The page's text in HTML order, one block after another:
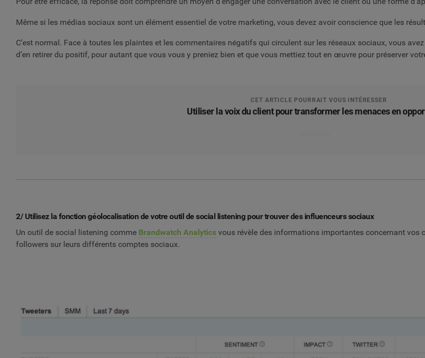
Même si les médias sociaux sont un élément essentiel de votre marketing, vous devez avoir conscience que les
C’est normal. Face à toutes les plaintes et les commentaires négatifs qui circulent sur les réseaux sociaux, vous
d’en retirer du positif, pour autant que vous vous y preniez bien et que vous mettiez tout en œuvre pour préserver
CET ARTICLE POURRAIT VOUS INTÉRESSER
Utiliser la voix du client pour transformer les menaces en
2/ Utilisez la fonction géolocalisation de votre outil de social listening pour trouver des influenceurs sociaux
Un outil de social listening comme Brandwatch Analytics vous révèle des informations importantes concernant vos
followers sur leurs différents comptes sociaux.